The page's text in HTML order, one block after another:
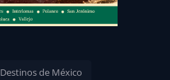
Destinos de México